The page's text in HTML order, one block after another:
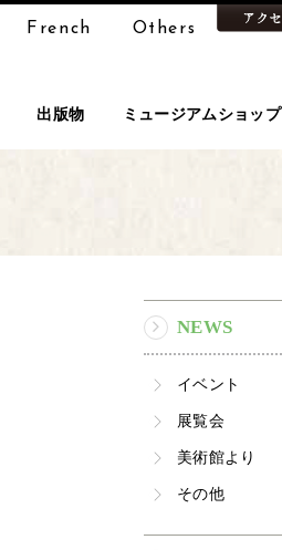
French Others
出版物 ミュージアムショップ
NEWS
イベント
展覧会
美術館より
その他